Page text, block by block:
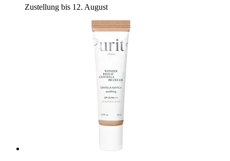
Zustellung bis 12. August